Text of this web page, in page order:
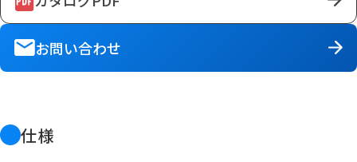
お問い合わせ
仕様